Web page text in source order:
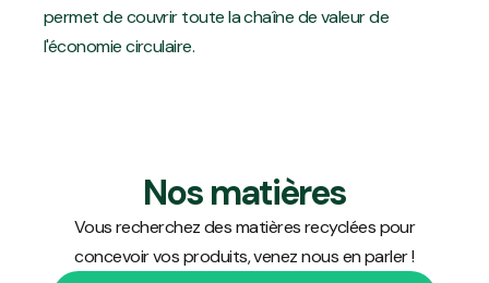
permet de couvrir toute la chaîne de valeur de
l'économie circulaire.
Nos matières
Vous recherchez des matières recyclées pour
concevoir vos produits, venez nous en parler !